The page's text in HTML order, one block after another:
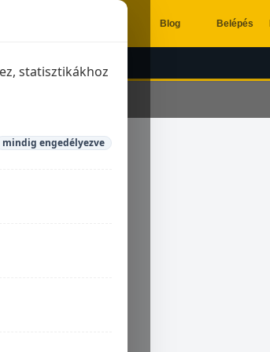
statisztikákhoz
mindig engedélyezve
Blog Belépés
KIPUFOGÓK